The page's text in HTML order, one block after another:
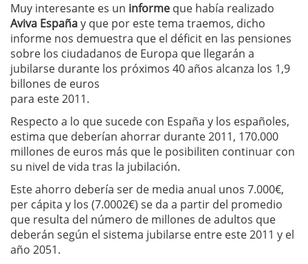
Muy interesante es un informe que había realizado
Aviva Españay que por este tema traemos, dicho
informe nos demuestra que el déficit en las pensiones
sobre los ciudadanos de Europa que llegarán a
jubilarse durante los próximos 40 años alcanza los 1,9
billones de euros
para este 2011.
Respecto a lo que sucede con España y los españoles,
estima que deberían ahorrar durante 2011, 170.000
millones de euros más que le posibiliten continuar con
su nivel de vida tras la jubilación.
Este ahorro debería ser de media anual unos 7.000€,
per cápita y los (7.0002€) se da a partir del promedio
que resulta del número de millones de adultos que
deberán según el sistema jubilarse entre este 2011 y el
año 2051.